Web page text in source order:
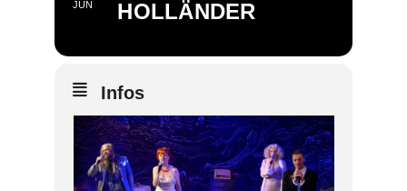
JUN
HOLLÄNDER
Infos